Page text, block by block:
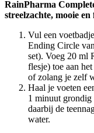
RainPharma
streelzachte, mooie en
Vul een
Ending Circle
set). Voeg 20 ml
flesje) toe aan
of zolang je zelf
Haal je voeten
1 minuut
daarbij de
water.